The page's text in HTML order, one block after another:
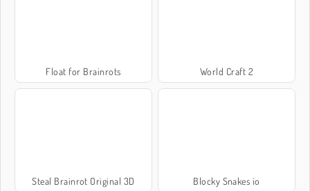
Float for Brainrots World Craft 2
Steal Brainrot Original 3D Blocky Snakes io